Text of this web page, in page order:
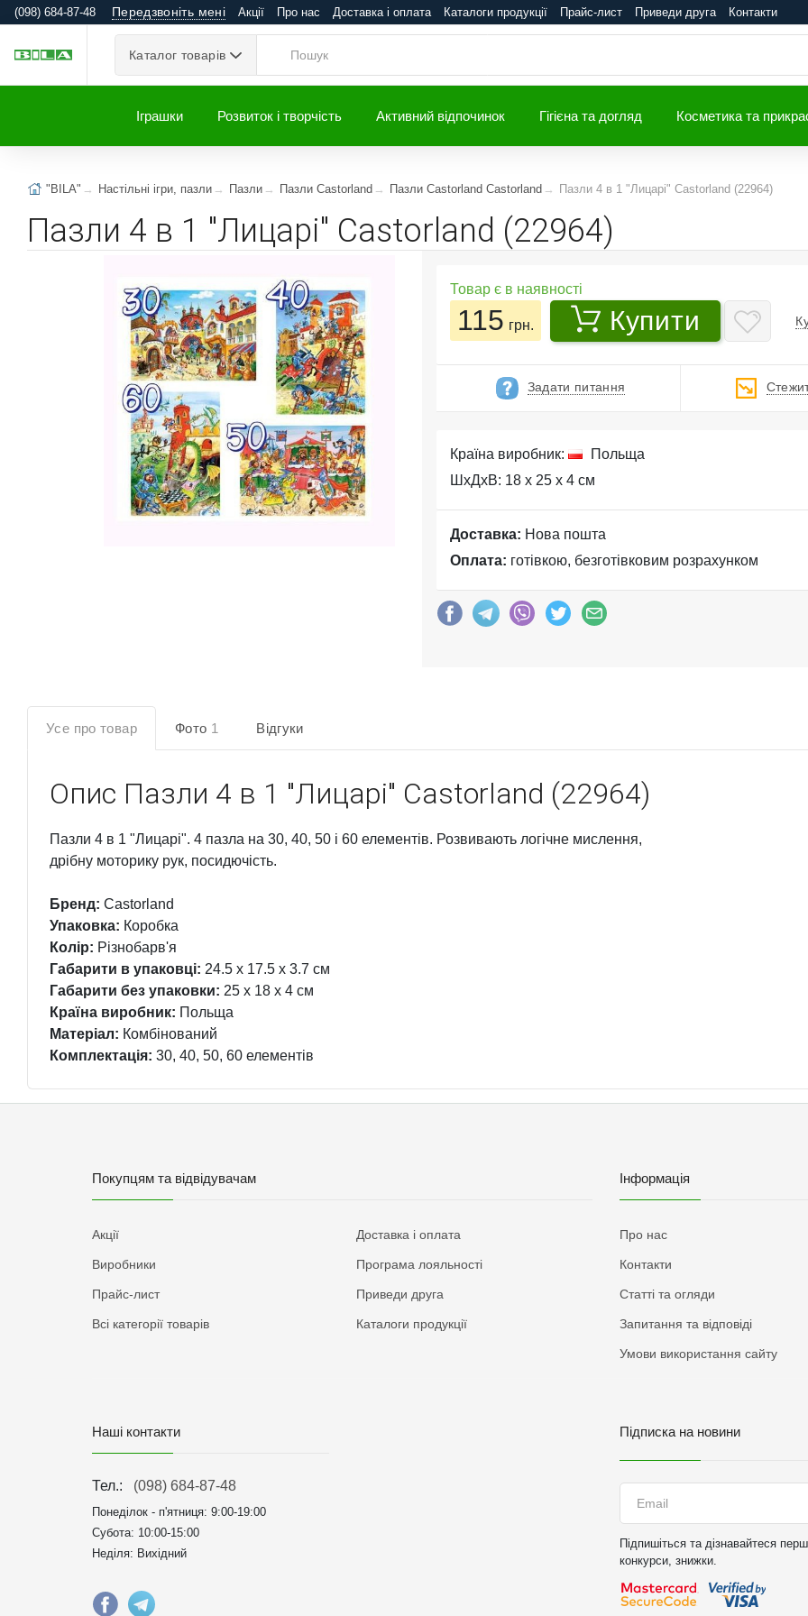
(098) 684-87-48 Передзвоніть мені Акції Про нас Доставка і оплата Каталоги продукції Прайс-лист Приведи друга Контакти
Каталог товарів
Іграшки Розвиток і творчість Активний відпочинок Гігієна та догляд Косметика та
"BILA" Настільні ігри, пазли Пазли Пазли Castorland Пазли Castorland Castorland Пазли 4 в 1 "Лицарі" Castorland (22964)
Пазли 4 в 1 "Лицарі" Castorland (22964)
Товар є в наявності
115 грн. Купити
Задати питання
Країна виробник:
Польща
ШхДхВ: 18 x 25 x 4 см
Доставка: Нова пошта
Оплата: готівкою, безготівковим розрахунком
Усе про товар Фото 1 Відгуки
Опис Пазли 4 в 1 "Лицарі" Castorland (22964)
Пазли 4 в 1 "Лицарі". 4 пазла на 30, 40, 50 і 60 елементів. Розвивають логічне мислення,
дрібну моторику рук, посидючість.
Бренд: Castorland
Упаковка: Коробка
Колір: Різнобарв'я
Габарити в упаковці: 24.5 x 17.5 x 3.7 см
Габарити без упаковки: 25 x 18 x 4 см
Країна виробник: Польща
Матеріал: Комбінований
Комплектація: 30, 40, 50, 60 елементів
Покупцям та відвідувачам
Акції
Виробники
Прайс-лист
Всі категорії товарів
Доставка і оплата
Програма лояльності
Приведи друга
Каталоги продукції
Інформація
Про нас
Контакти
Статті та огляди
Запитання та відповіді
Умови використання сайту
Наші контакти
Тел.: (098) 684-87-48
Понеділок - п'ятниця: 9:00-19:00
Субота: 10:00-15:00
Неділя: Вихідний
Підписка на новини
Підпишіться та дізнавайтеся
конкурси, знижки.